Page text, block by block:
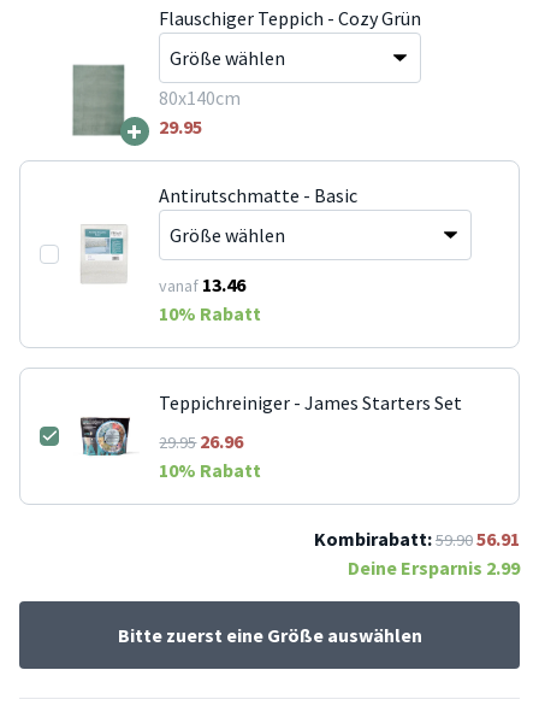
+
Flauschiger Teppich - Cozy Grün
80x140cm
29.95
Antirutschmatte - Basic
vanaf 13.46
10% Rabatt
Teppichreiniger - James Starters Set
29.9526.96
10% Rabatt
Kombirabatt:59.9056.91
Deine Ersparnis 2.99
Bitte zuerst eine Größe auswählen